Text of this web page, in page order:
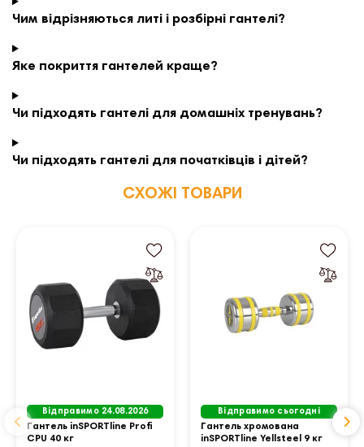
Чим відрізняються литі і розбірні гантелі?
Яке покриття гантелей краще?
Чи підходять гантелі для домашніх тренувань?
Чи підходять гантелі для початківців і дітей?
СХОЖІ ТОВАРИ
Відправимо 24.08.2026
Гантель inSPORTline Profi
CPU 40 кг
Відправимо сьогодні
Гантель хромована
inSPORTline Yellsteel 9 кг